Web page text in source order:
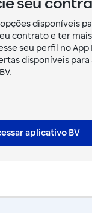
seu
disponíveis
contrato e ter
seu perfil no App
disponíveis para
aplicativo BV